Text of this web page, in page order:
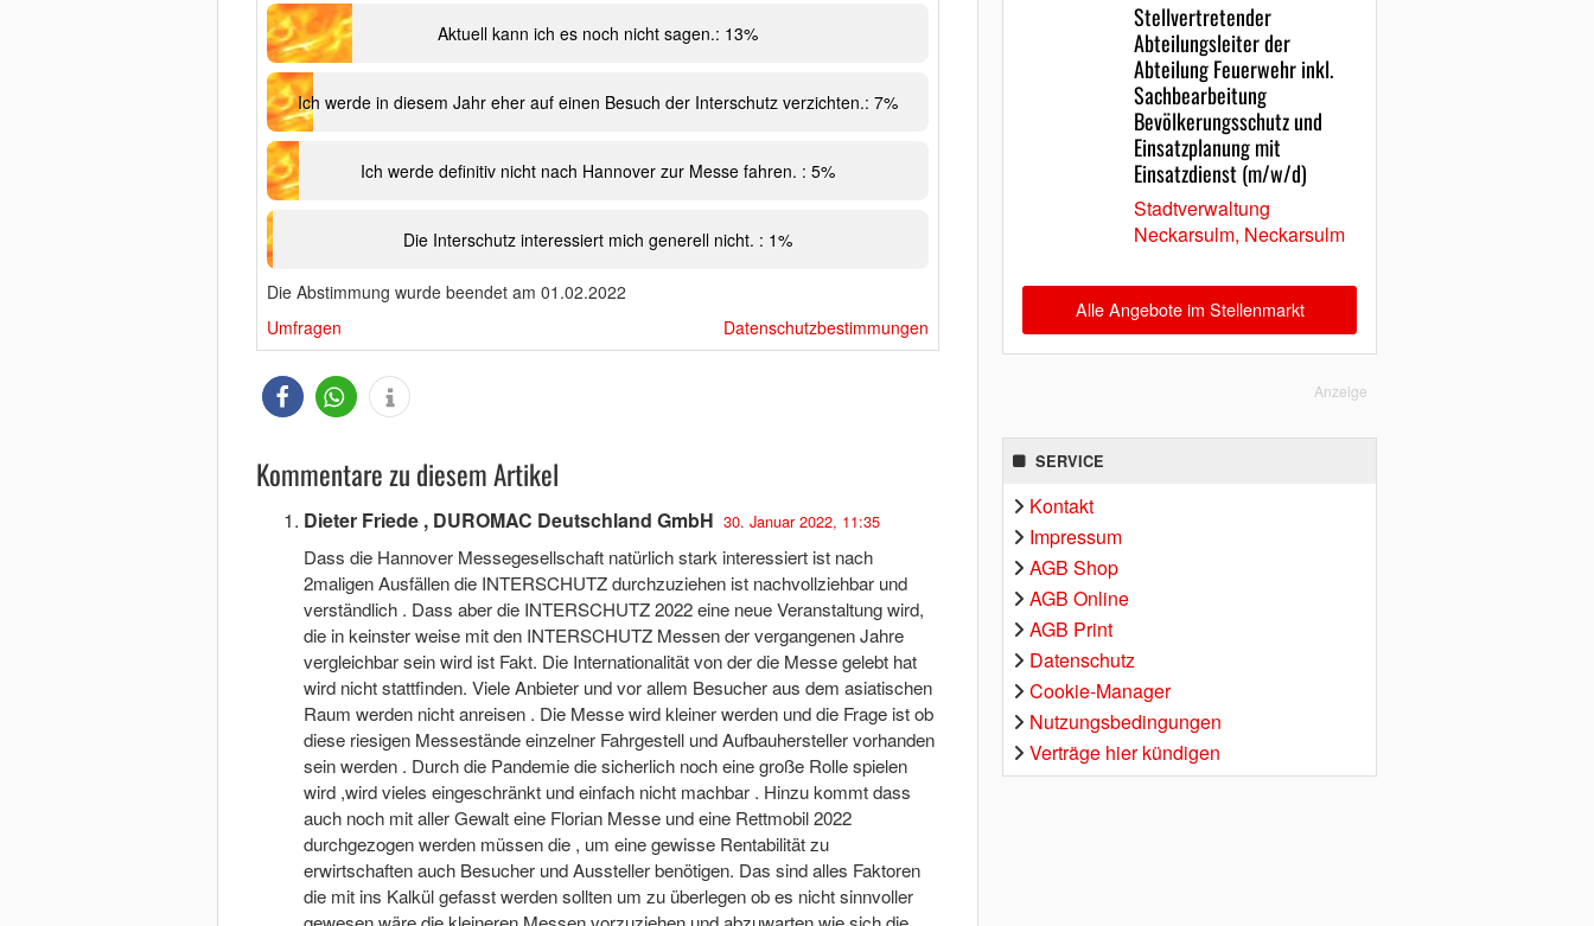
Aktuell kann ich es noch nicht sagen.: 13%
Ich werde in diesem Jahr eher auf einen Besuch der Interschutz verzichten.: 7%
Ich werde definitiv nicht nach Hannover zur Messe fahren. : 5%
Die Interschutz interessiert mich generell nicht. : 1%
Die Abstimmung wurde beendet am 01.02.2022
Umfragen
Datenschutzbestimmungen
Kommentare zu diesem Artikel
Dieter Friede , DUROMAC Deutschland GmbH 30. Januar 2022, 11:35
Dass die Hannover Messegesellschaft natürlich stark interessiert ist nach
2maligen Ausfällen die INTERSCHUTZ durchzuziehen ist nachvollziehbar und
verständlich . Dass aber die INTERSCHUTZ 2022 eine neue Veranstaltung wird,
die in keinster weise mit den INTERSCHUTZ Messen der vergangenen Jahre
vergleichbar sein wird ist Fakt. Die Internationalität von der die Messe gelebt hat
wird nicht stattfinden. Viele Anbieter und vor allem Besucher aus dem asiatischen
Raum werden nicht anreisen . Die Messe wird kleiner werden und die Frage ist ob
diese riesigen Messestände einzelner Fahrgestell und Aufbauhersteller vorhanden
sein werden . Durch die Pandemie die sicherlich noch eine große Rolle spielen
wird ,wird vieles eingeschränkt und einfach nicht machbar . Hinzu kommt dass
auch noch mit aller Gewalt eine Florian Messe und eine Rettmobil 2022
durchgezogen werden müssen die , um eine gewisse Rentabilität zu
erwirtschaften auch Besucher und Aussteller benötigen. Das sind alles Faktoren
die mit ins Kalkül gefasst werden sollten um zu überlegen ob es nicht sinnvoller
Stellvertretender
Abteilungsleiter der
Abteilung Feuerwehr inkl.
Sachbearbeitung
Bevölkerungsschutz und
Einsatzplanung mit
Einsatzdienst (m/w/d)
Stadtverwaltung
Neckarsulm, Neckarsulm
Alle Angebote im Stellenmarkt
Anzeige
SERVICE
Kontakt
Impressum
AGB Shop
AGB Online
AGB Print
Datenschutz
Cookie-Manager
Nutzungsbedingungen
Verträge hier kündigen